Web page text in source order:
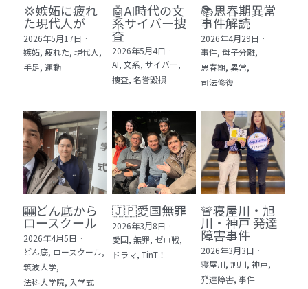
💢嫉妬に疲れ
た現代人が
2026年5月17日 ·
嫉妬, 疲れた, 現代人,
手足, 運動
🤖AI時代の文
系サイバー捜
査
2026年5月4日 ·
AI, 文系, サイバー,
捜査, 名誉毀損
📚思春期異常
事件解読
2026年4月29日 ·
事件, 母子分離,
思春期, 異常,
司法修復
🎰どん底から
ロースクール
2026年4月5日 ·
どん底, ロースクール,
筑波大学,
法科大学院, 入学式
🇯🇵愛国無罪
2026年3月8日 ·
愛国, 無罪, ゼロ戦,
ドラマ, TinT！
🚨寝屋川・旭
川・神戸 発達
障害事件
2026年3月3日 ·
寝屋川, 旭川, 神戸,
発達障害, 事件